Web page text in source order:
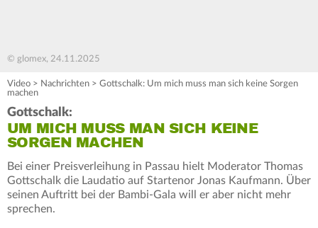
© glomex, 24.11.2025
Video > Nachrichten > Gottschalk: Um mich muss man sich keine Sorgen
machen
Gottschalk:
UM MICH MUSS MAN SICH KEINE
SORGEN MACHEN
Bei einer Preisverleihung in Passau hielt Moderator Thomas
Gottschalk die Laudatio auf Startenor Jonas Kaufmann. Über
seinen Auftritt bei der Bambi-Gala will er aber nicht mehr
sprechen.